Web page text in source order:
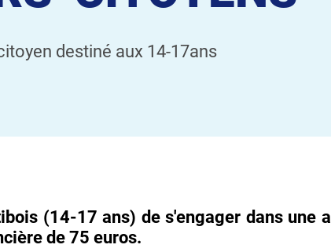
destiné aux 14-17ans
(14-17 ans) de s'engager dans une
de 75 euros.